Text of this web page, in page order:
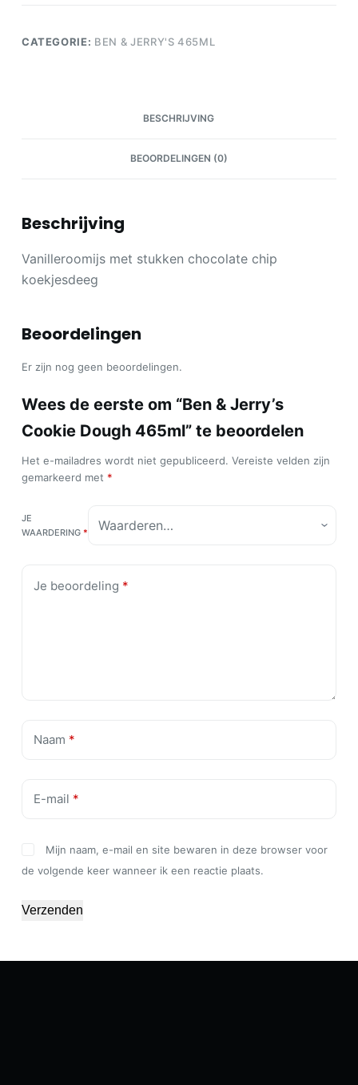
465ml
CATEGORIE: BEN & JERRY'S 465ML
BESCHRIJVING
BEOORDELINGEN (0)
Beschrijving
Vanilleroomijs met stukken chocolate chip
koekjesdeeg
Beoordelingen
Er zijn nog geen beoordelingen.
Wees de eerste om “Ben & Jerry’s
Cookie Dough 465ml” te beoordelen
Het e-mailadres wordt niet gepubliceerd. Vereiste velden zijn
gemarkeerd met *
JE
WAARDERING *
Je beoordeling *
Naam *
E-mail *
Mijn naam, e-mail en site bewaren in deze browser voor
de volgende keer wanneer ik een reactie plaats.
Verzenden